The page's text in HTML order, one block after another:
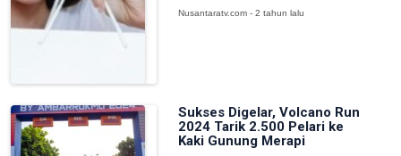
Nusantaratv.com - 2 tahun lalu
Sukses Digelar, Volcano Run
2024 Tarik 2.500 Pelari ke
Kaki Gunung Merapi